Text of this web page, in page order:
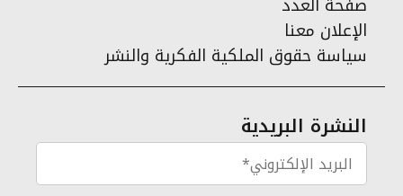
الإعلان معنا
سياسة حقوق الملكية الفكرية والنشر
النشرة البريدية